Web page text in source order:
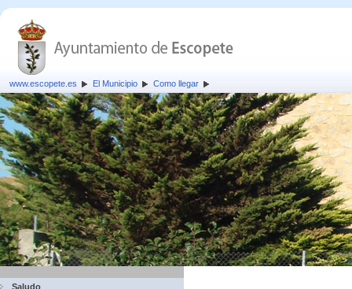
www.escopete.es El Municipio Como llegar
Saludo